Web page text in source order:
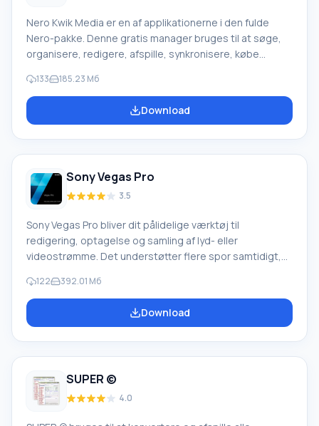
Nero Kwik Media er en af applikationerne i den fulde
Nero-pakke. Denne gratis manager bruges til at søge,
organisere, redigere, afspille, synkronisere, købe
på cd- og dvd-disk. Programmet har et brandet, smukt
interface. Applikationen tilbyder fuld behandling af
musik- og videofiler på pc'en. Derudover understøtter
133 185.23 Mб
Download
Sony Vegas Pro
3.5
Sony Vegas Pro bliver dit pålidelige værktøj til
redigering, optagelse og samling af lyd- eller
videostrømme. Det understøtter flere spor samtidigt,
musikkompositionsværktøjer hjælper dig med at undgå
brug af tredjepartsapplikationer. Sony Vegas Pro
understøtter også flerkanals input og output i fuld
122 392.01 Мб
Download
SUPER ©
4.0